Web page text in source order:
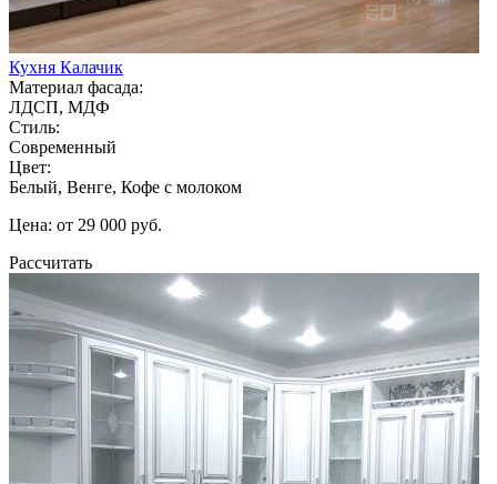
Кухня Калачик
Материал фасада:
ЛДСП, МДФ
Стиль:
Современный
Цвет:
Белый, Венге, Кофе с молоком
Цена: от 29 000 руб.
Рассчитать